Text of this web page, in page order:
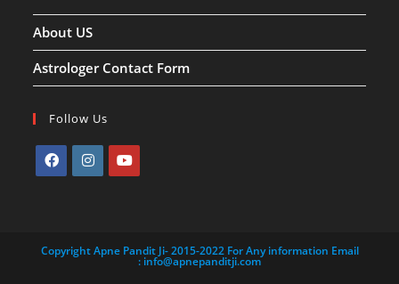
About US
Astrologer Contact Form
Follow Us
Copyright Apne Pandit Ji- 2015-2022 For Any information Email
: info@apnepanditji.com